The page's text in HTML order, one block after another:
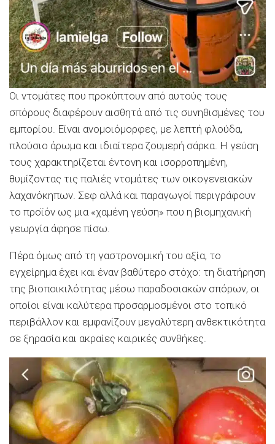
Οι ντομάτες που προκύπτουν από αυτούς τους
σπόρους διαφέρουν αισθητά από τις συνηθισμένες του
εμπορίου. Είναι ανομοιόμορφες, με λεπτή φλούδα,
πλούσιο άρωμα και ιδιαίτερα ζουμερή σάρκα. Η γεύση
τους χαρακτηρίζεται έντονη και ισορροπημένη,
θυμίζοντας τις παλιές ντομάτες των οικογενειακών
λαχανόκηπων. Σεφ αλλά και παραγωγοί περιγράφουν
το προϊόν ως μια «χαμένη γεύση» που η βιομηχανική
γεωργία άφησε πίσω.
Πέρα όμως από τη γαστρονομική του αξία, το
εγχείρημα έχει και έναν βαθύτερο στόχο: τη διατήρηση
της βιοποικιλότητας μέσω παραδοσιακών σπόρων, οι
οποίοι είναι καλύτερα προσαρμοσμένοι στο τοπικό
περιβάλλον και εμφανίζουν μεγαλύτερη ανθεκτικότητα
σε ξηρασία και ακραίες καιρικές συνθήκες.